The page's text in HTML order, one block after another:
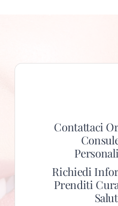
Contattaci
Richiedi
Prenditi